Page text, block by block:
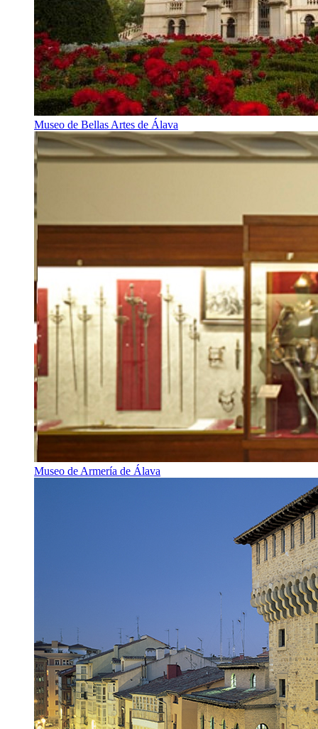
Museo de Bellas Artes de Álava
Museo de Armería de Álava